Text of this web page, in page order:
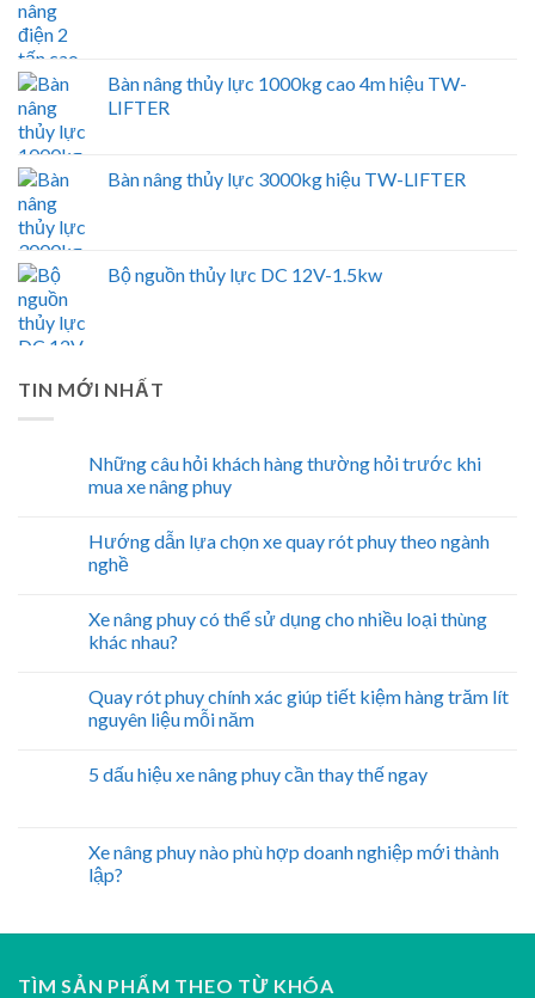
Bàn nâng thủy lực 1000kg cao 4m hiệu TW-
LIFTER
Bàn nâng thủy lực 3000kg hiệu TW-LIFTER
Bộ nguồn thủy lực DC 12V-1.5kw
TIN MỚI NHẤT
Những câu hỏi khách hàng thường hỏi trước khi
mua xe nâng phuy
Hướng dẫn lựa chọn xe quay rót phuy theo ngành
nghề
Xe nâng phuy có thể sử dụng cho nhiều loại thùng
khác nhau?
Quay rót phuy chính xác giúp tiết kiệm hàng trăm lít
nguyên liệu mỗi năm
5 dấu hiệu xe nâng phuy cần thay thế ngay
Xe nâng phuy nào phù hợp doanh nghiệp mới thành
lập?
TÌM SẢN PHẨM THEO TỪ KHÓA